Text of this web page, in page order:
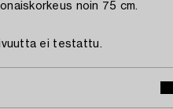
noin 75 cm.
ei testattu.